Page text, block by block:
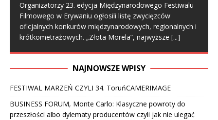
Organizatorzy 23. edycja Międzynarodowego Festiwalu
Filmowego w Erywaniu ogłosili listę zwycięzców
oficjalnych konkurów międzynarodowych, regionalnych i
krótkometrażowych. „Złota Morela”, najwyższe [...]
NAJNOWSZE WPISY
FESTIWAL MARZEŃ CZYLI 34. ToruńCAMERIMAGE
BUSINESS FORUM, Monte Carlo: Klasyczne powroty do
przeszłości albo dylematy producentów czyli jak nie ulegać